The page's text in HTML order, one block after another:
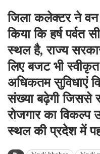
जिला कलेक्टर ने वन
किया कि हर्ष पर्वत
स्थल है, राज्य
लिए बजट भी
अधिकतम सुविधाएं
संख्या बढ़ेगी जिससे
रोजगार का विकल्प
स्थल की प्रदेश में